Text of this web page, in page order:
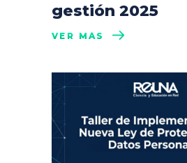
gestión 2025
VER MÁS